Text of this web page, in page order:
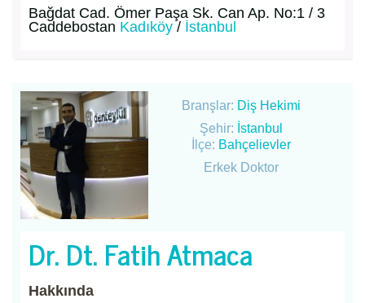
Bağdat Cad. Ömer Paşa Sk. Can Ap. No:1 / 3
Caddebostan Kadıköy/ İstanbul
Branşlar: Diş Hekimi
Şehir: İstanbul
İlçe: Bahçelievler
Erkek Doktor
Dr. Dt. Fatih Atmaca
Hakkında